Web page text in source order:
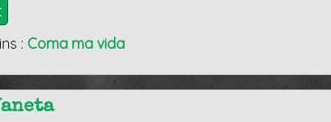
: Coma ma vida